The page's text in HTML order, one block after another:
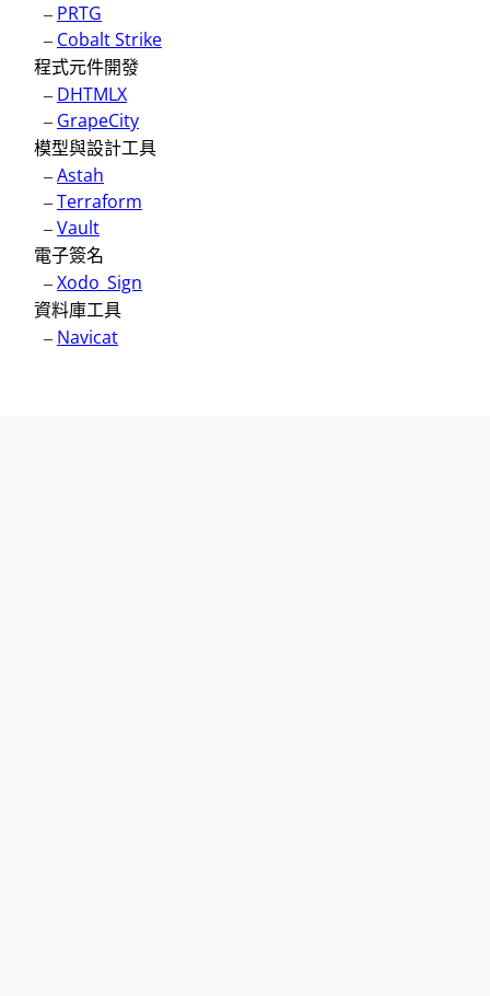
– PRTG
– Cobalt Strike
程式元件開發
– DHTMLX
– GrapeCity
模型與設計工具
–Astah
–Terraform
–Vault
電子簽名
–Xodo_Sign
資料庫工具
– Navicat